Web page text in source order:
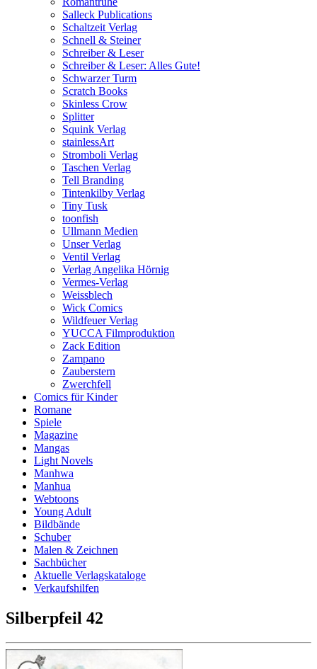
Salleck Publications
Schaltzeit Verlag
Schnell & Steiner
Schreiber & Leser
Schreiber & Leser: Alles Gute!
Schwarzer Turm
Scratch Books
Skinless Crow
Splitter
Squink Verlag
stainlessArt
Stromboli Verlag
Taschen Verlag
Tell Branding
Tintenkilby Verlag
Tiny Tusk
toonfish
Ullmann Medien
Unser Verlag
Ventil Verlag
Verlag Angelika Hörnig
Vermes-Verlag
Weissblech
Wick Comics
Wildfeuer Verlag
YUCCA Filmproduktion
Zack Edition
Zampano
Zauberstern
Zwerchfell
Comics für Kinder
Romane
Spiele
Magazine
Mangas
Light Novels
Manhwa
Manhua
Webtoons
Young Adult
Bildbände
Schuber
Malen & Zeichnen
Sachbücher
Aktuelle Verlagskataloge
Verkaufshilfen
Silberpfeil 42